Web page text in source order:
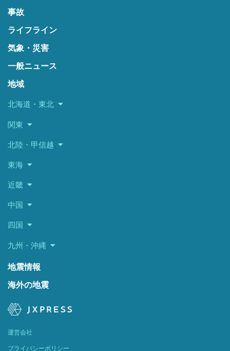
事故
ライフライン
気象・災害
一般ニュース
地域
北海道・東北
関東
北陸・甲信越
東海
近畿
中国
四国
九州・沖縄
地震情報
海外の地震
運営会社
プライバシーポリシー